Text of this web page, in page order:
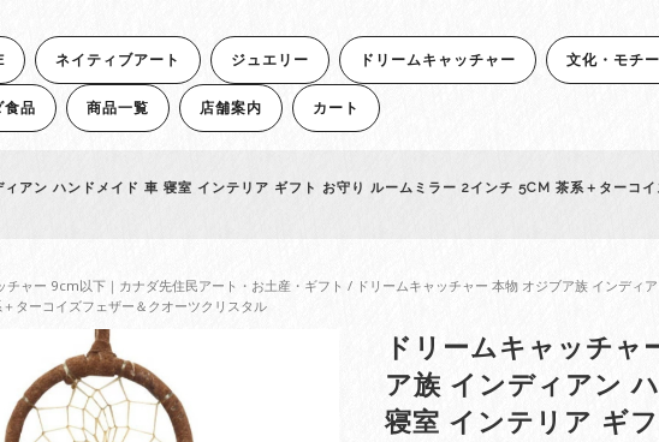
ネイティブアート ジュエリー ドリームキャッチャー 文化・モチ
食品 商品一覧 店舗案内 カート
アン ハンドメイド 車 寝室 インテリア ギフト お守り ルームミラー 2インチ 5CM 茶系＋ターコ
チャー 9cm以下｜カナダ先住民アート・お土産・ギフト / ドリームキャッチャー 本物 オジブア族 インディ
ターコイズフェザー＆クオーツクリスタル
ドリームキャッチャ
ア族 インディアン
寝室 インテリア ギ